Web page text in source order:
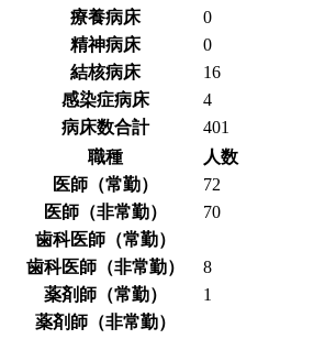
療養病床
0
精神病床
0
結核病床
16
感染症病床
4
病床数合計
401
職種
人数
医師（常勤）
72
医師（非常勤）
70
歯科医師（常勤）
歯科医師（非常勤）
8
薬剤師（常勤）
1
薬剤師（非常勤）